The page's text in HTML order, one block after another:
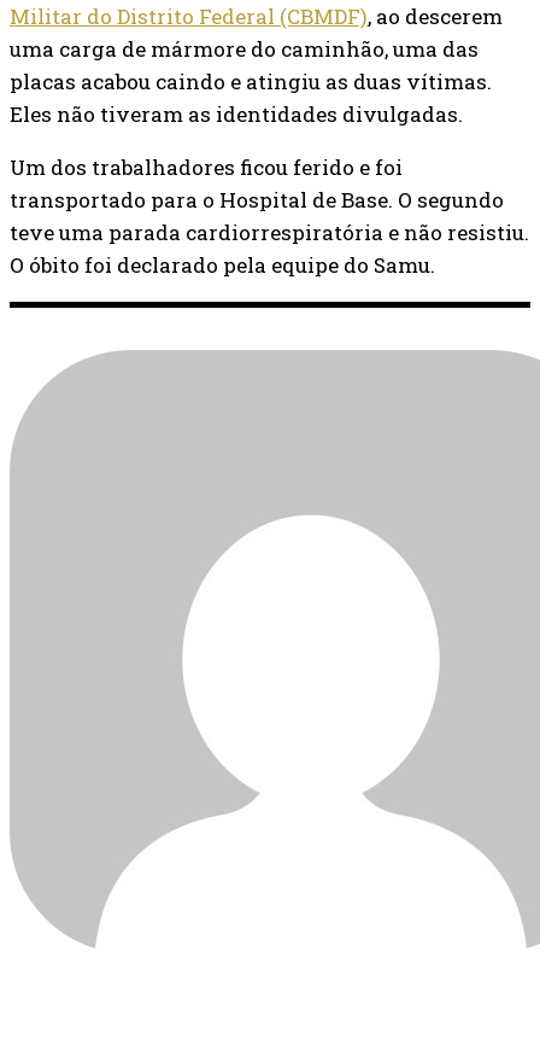
Militar do Distrito Federal (CBMDF), ao descerem
uma carga de mármore do caminhão, uma das
placas acabou caindo e atingiu as duas vítimas.
Eles não tiveram as identidades divulgadas.
Um dos trabalhadores ficou ferido e foi
transportado para o Hospital de Base. O segundo
teve uma parada cardiorrespiratória e não resistiu.
O óbito foi declarado pela equipe do Samu.